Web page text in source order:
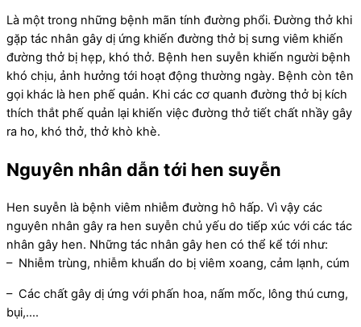
Là một trong những bệnh mãn tính đường phổi. Đường thở khi
gặp tác nhân gây dị ứng khiến đường thở bị sưng viêm khiến
đường thở bị hẹp, khó thở. Bệnh hen suyễn khiến người bệnh
khó chịu, ảnh hưởng tới hoạt động thường ngày. Bệnh còn tên
gọi khác là hen phế quản. Khi các cơ quanh đường thở bị kích
thích thắt phế quản lại khiến việc đường thở tiết chất nhầy gây
ra ho, khó thở, thở khò khè.
Nguyên nhân dẫn tới hen suyễn
Hen suyễn là bệnh viêm nhiễm đường hô hấp. Vì vậy các
nguyên nhân gây ra hen suyễn chủ yếu do tiếp xúc với các tác
nhân gây hen. Những tác nhân gây hen có thể kể tới như:
– Nhiễm trùng, nhiễm khuẩn do bị viêm xoang, cảm lạnh, cúm
– Các chất gây dị ứng với phấn hoa, nấm mốc, lông thú cưng,
bụi,….